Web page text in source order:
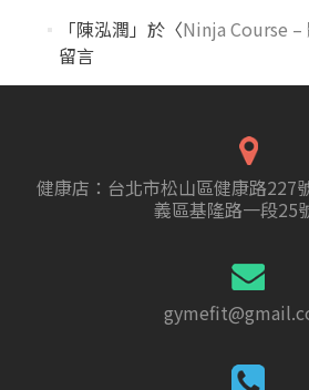
「陳泓潤 」於〈Ninja Course –
留言
健康店：台北市松山區健康路227
義區基隆路一段25